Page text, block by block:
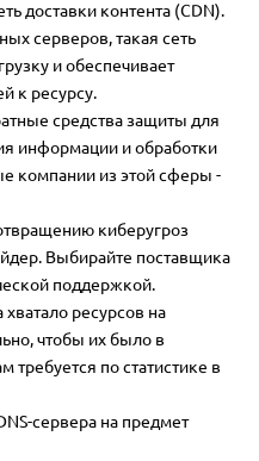
доставки контента (CDN).
серверов, такая сеть
и обеспечивает
к ресурсу.
средства защиты для
информации и обработки
компании из этой сферы -
киберугроз
Выбирайте поставщика
поддержкой.
ресурсов на
чтобы их было в
требуется по статистике в
сервера на предмет